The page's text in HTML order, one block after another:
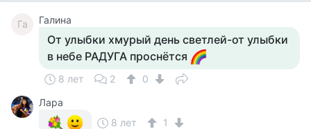
Га Галина
От улыбки хмурый день светлей-от улыбки
в небе РАДУГА проснётся
8 лет 2
0
Лара
8 лет
1